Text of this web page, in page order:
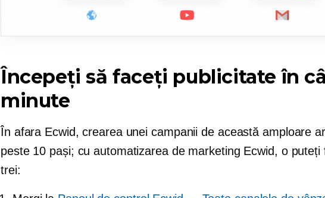
Începeți să faceți publicitate în
minute
În afara Ecwid, crearea unei campanii de această amploare
peste 10 pași; cu automatizarea de marketing Ecwid, o puteți
trei: